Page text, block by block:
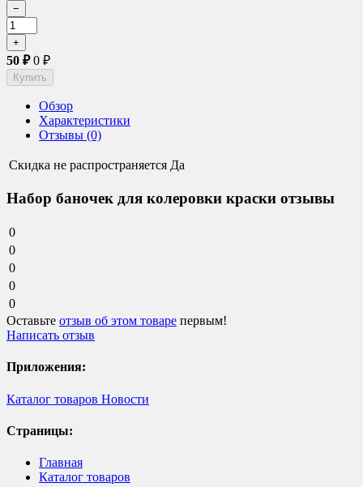
50 ₽0 ₽
Обзор
Характеристики
Отзывы (0)
Скидка не распространяется Да
Набор баночек для колеровки краски отзывы
0
0
0
0
0
Оставьте отзыв об этом товаре первым!
Написать отзыв
Приложения:
Каталог товаров Новости
Страницы:
Главная
Каталог товаров